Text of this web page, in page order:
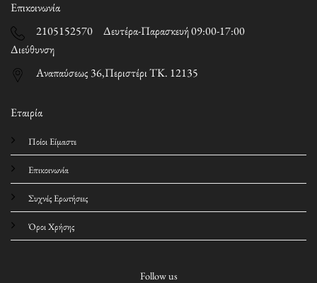
Εταιρία
Ποίοι Είμαστε
Επικοινωνία
Συχνές Ερωτήσεις
Όροι Χρήσης
Follow us
Επικοινωνία
2105152570 Δευτέρα-Παρασκευή 09:00-17:00
Διεύθυνση
Αναπαύσεως 36,Περιστέρι ΤΚ. 12135